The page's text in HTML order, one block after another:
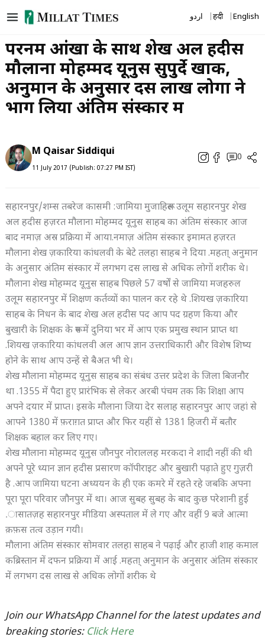
to
اردو हिंदी English
परनम आंखों के साथ शेख अल हदीस
मौलाना मोहम्मद यूनुस सुपुर्दे खाक,
अनुमान के अनुसार दस लाख लोगों ने
भाग लिया अंतिम संस्कार में
M Qaisar Siddiqui
11 July 2017 (Publish: 07:27 PM IST)
0
सहारनपुर/शम्स तबरेज कासमी :जामिया मुजाहिरूल उलूम सहारनपुर शेख
अल हदीस हज़रत मौलाना मोहम्मद यूनुस साहब का अंतिम संस्कार आज
बाद नमाज़ अस्र प्रक्रिया में आया.नमाज़ अंतिम संस्कार इमामत हज़रत
मौलाना शेख ज़कारिया कांधलवी के बेटे तलहा साहब ने दिया .महता् अनुमान
के अनुसार अंतिम संस्कार में लगभग दस लाख से अधिक लोगों शरीक थे।
मौलाना शेख मोहम्मद यूनुस साहब पिछले 57 वर्षों से जामिया मजहरुल
उलूम सहारनपुर में शिक्षण कर्तव्यों का पालन कर रहे थे .शियख ज़कारिया
साहब के निधन के बाद शेख अल हदीस पद आप पद ग्रहण किया और
बुखारी के शिक्षक के रूप में दुनिया भर में आप एक प्रमुख स्थान प्राप्त था
.शियख ज़कारिया कांधलवी अल आप ज्ञान उत्तराधिकारी और विशेष शिष्य
होने के साथ आप उन्हें से बैअत भी थे।
शेख मौलाना मोहम्मद यूनुस साहब का संबंध उत्तर प्रदेश के जिला बिजनौर
था .1355 में पैदा हुए प्रारंभिक से लेकर अरबी पंचम तक कि शिक्षा आप
अपने दयार में प्राप्त। इसके मौलाना जिया देर सलाह सहारनपुर आए जहां से
आपने 1380 में फ़राग़त प्राप्त और फिर यहीं से 1381 हिजरी में बतौर
शिक्षक बहाल कर लिए गए।
शेख मौलाना मोहम्मद यूनुस जौनपुर नोराललह मरकदा ने शादी नहीं की थी
अपने पूरे ध्यान ज्ञान हदीस प्रसारण कॉपीराइट और बुखारी पढ़ाते हुए गुज़री
है .आप जामिया घटना अध्ययन के ही एक कमरे में रहते रहे जबकि अपना
पूरा पूरा परिवार जौनपुर में था। आज सुबह सुबह के बाद कुछ परेशानी हुई
.ासातज़ह सहारनपुर मीडिया अस्पताल में ले गए और वहीं 9 बजे आत्मा
क़फ़स तत्व उड़ान गयी।
मौलाना अंतिम संस्कार सोमवार तलहा साहब ने पढ़ाई और हाजी शाह कमाल
कब्रिस्तान में दफन प्रक्रिया में आई .महता् अनुमान के अनुसार अंतिम संस्कार
में लगभग दस लाख से अधिक लोगों शरीक थे
Join our WhatsApp Channel for the latest updates and
breaking stories: Click Here